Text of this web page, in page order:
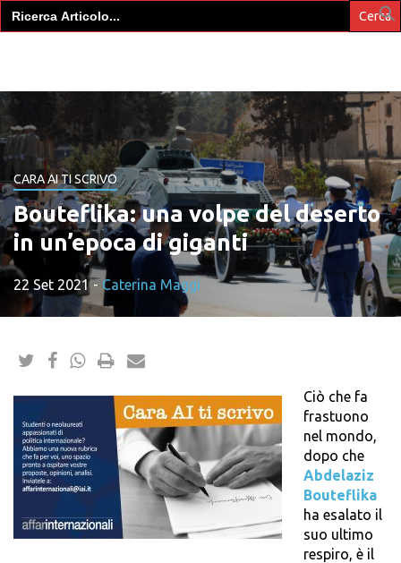
Search
for:
CARA AI TI SCRIVO
Bouteflika: una volpe del deserto
in un’epoca di giganti
22 Set 2021- Caterina Maggi
Ciò che fa
frastuono
nel mondo,
dopo che
Abdelaziz
Bouteflika
ha esalato il
suo ultimo
respiro, è il